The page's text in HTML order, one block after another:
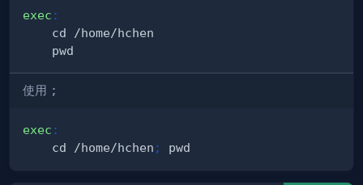
exec :
使用 ;
exec :
    cd /home/hchen
;